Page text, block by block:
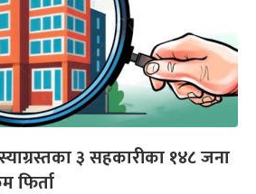
३ सहकारीका १४८ जना
फिर्ता